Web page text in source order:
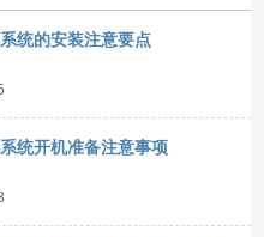
统的安装注意要点
统开机准备注意事项